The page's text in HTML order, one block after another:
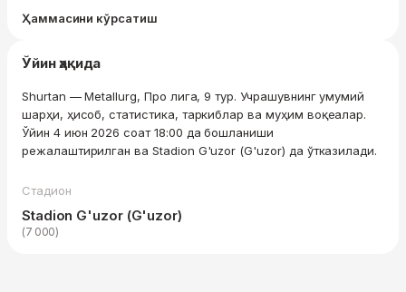
Ҳаммасини кўрсатиш
Ўйин ҳақида
Shurtan — Metallurg, Про лига, 9 тур. Учрашувнинг умумий
шарҳи, ҳисоб, статистика, таркиблар ва муҳим воқеалар.
Ўйин 4 июн 2026 соат 18:00 да бошланиши
режалаштирилган ва Stadion G'uzor (G'uzor) да ўтказилади.
Стадион
Stadion G'uzor (G'uzor)
(7 000)